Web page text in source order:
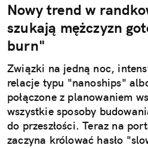
Nowy trend w
szukają mężczyzn
burn"
Związki na jedną noc,
relacje typu "nanoships"
połączone z planowaniem
wszystkie sposoby
do przeszłości. Teraz na
zaczyna królować hasło